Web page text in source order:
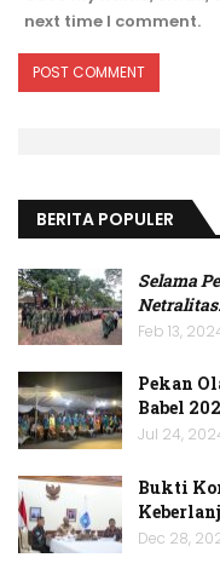
next time I comment.
BERITA POPULER
Selama
Netralitas
Feb 13,
Pekan
Babel
Jul 24,
Bukti
Dec 28,